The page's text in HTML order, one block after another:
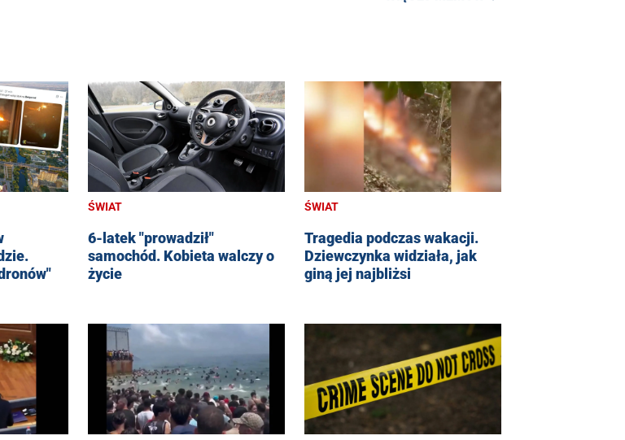
ŚWIAT
6-latek "prowadził"
samochód. Kobieta walczy o
życie
ŚWIAT
Tragedia podczas wakacji.
Dziewczynka widziała, jak
giną jej najbliżsi